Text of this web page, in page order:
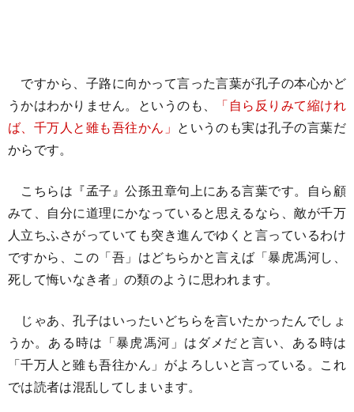
ですから、子路に向かって言った言葉が孔子の本心かど
うかはわかりません。というのも、
「自ら反りみて縮けれ
ば、千万人と雖も吾往かん」 というのも実は孔子の言葉だ
からです。
こちらは『孟子』公孫丑章句上にある言葉です。自ら顧
みて、自分に道理にかなっていると思えるなら、敵が千万
人立ちふさがっていても突き進んでゆくと言っているわけ
ですから、この「吾」はどちらかと言えば「暴虎馮河し、
死して悔いなき者」の類のように思われます。
じゃあ、孔子はいったいどちらを言いたかったんでしょ
うか。ある時は「暴虎馮河」はダメだと言い、ある時は
「千万人と雖も吾往かん」がよろしいと言っている。これ
では読者は混乱してしまいます。